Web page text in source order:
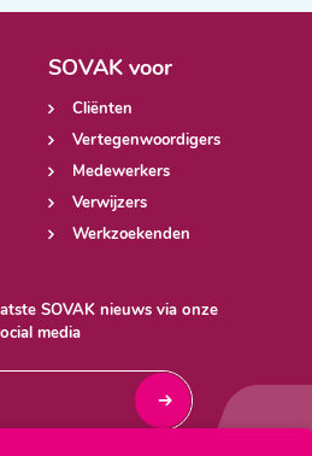
SOVAK nieuws via onze
media
SOVAK voor
Cliënten
Vertegenwoordigers
Medewerkers
Verwijzers
Werkzoekenden